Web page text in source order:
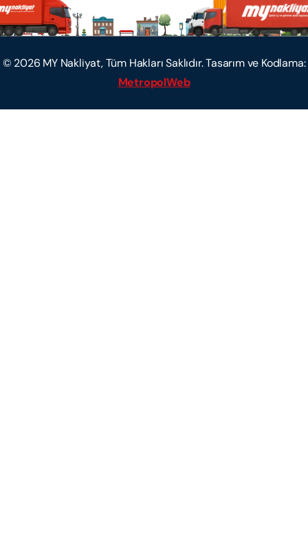
© 2026 MY Nakliyat, Tüm Hakları Saklıdır. Tasarım ve Kodlama:
MetropolWeb